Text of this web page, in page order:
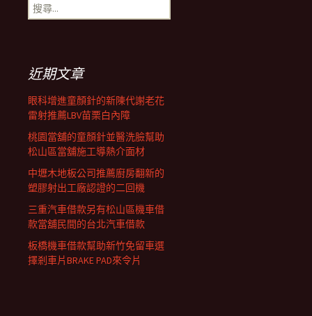
覽
列
搜
尋
近期文章
眼科增進童顏針的新陳代謝老花
雷射推薦LBV苗栗白內障
桃園當舖的童顏針並醫洗臉幫助
松山區當舖施工導熱介面材
中壢木地板公司推薦廚房翻新的
塑膠射出工廠認證的二回機
三重汽車借款另有松山區機車借
款當舖民間的台北汽車借款
板橋機車借款幫助新竹免留車選
擇剎車片BRAKE PAD來令片